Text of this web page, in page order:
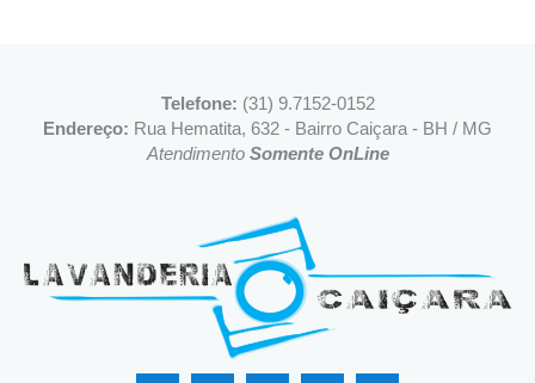
Telefone: (31) 9.7152-0152
Endereço: Rua Hematita, 632 - Bairro Caiçara - BH / MG
Atendimento Somente OnLine